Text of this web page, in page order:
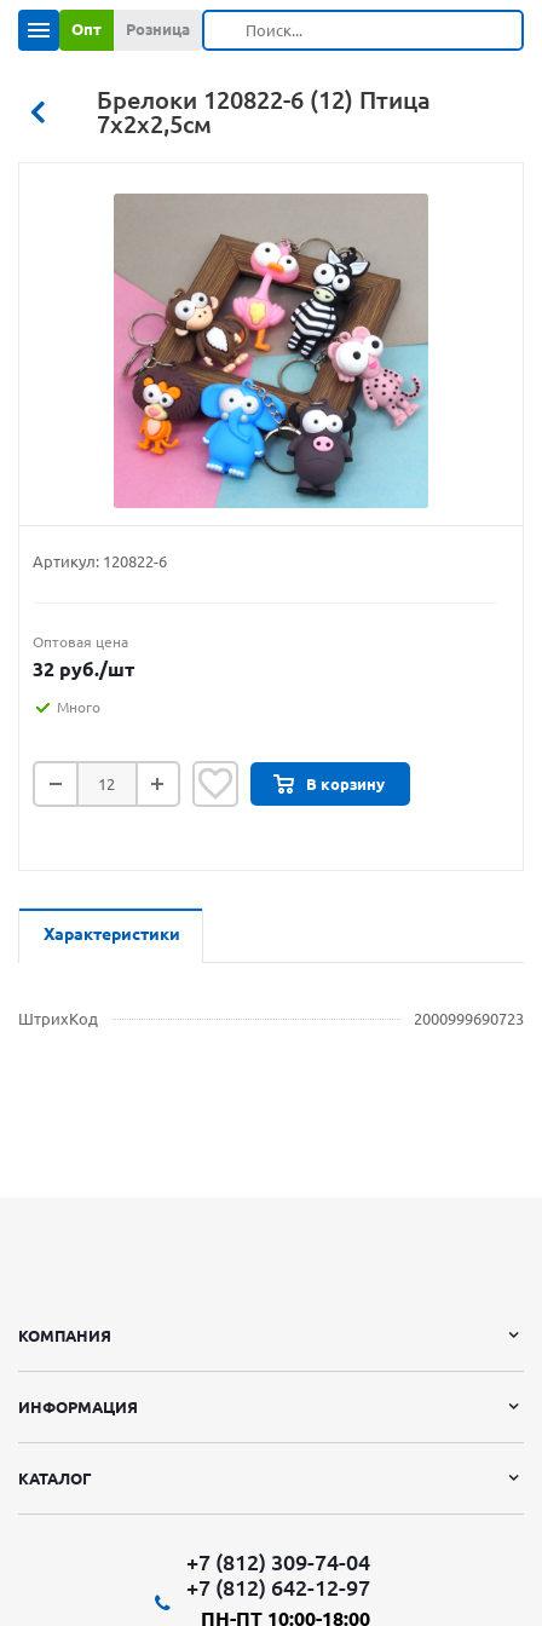
Опт Розница
Брелоки 120822-6 (12) Птица
7х2х2,5см
Артикул: 120822-6
Оптовая цена
32 руб./шт
Много
В корзину
Характеристики
ШтрихКод 2000999690723
КОМПАНИЯ
ИНФОРМАЦИЯ
КАТАЛОГ
+7 (812) 309-74-04
+7 (812) 642-12-97
ПН-ПТ 10:00-18:00